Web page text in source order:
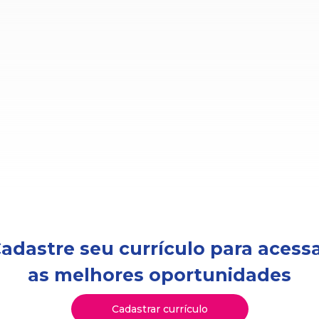
seu currículo para
as melhores oportunidades
Cadastrar currículo